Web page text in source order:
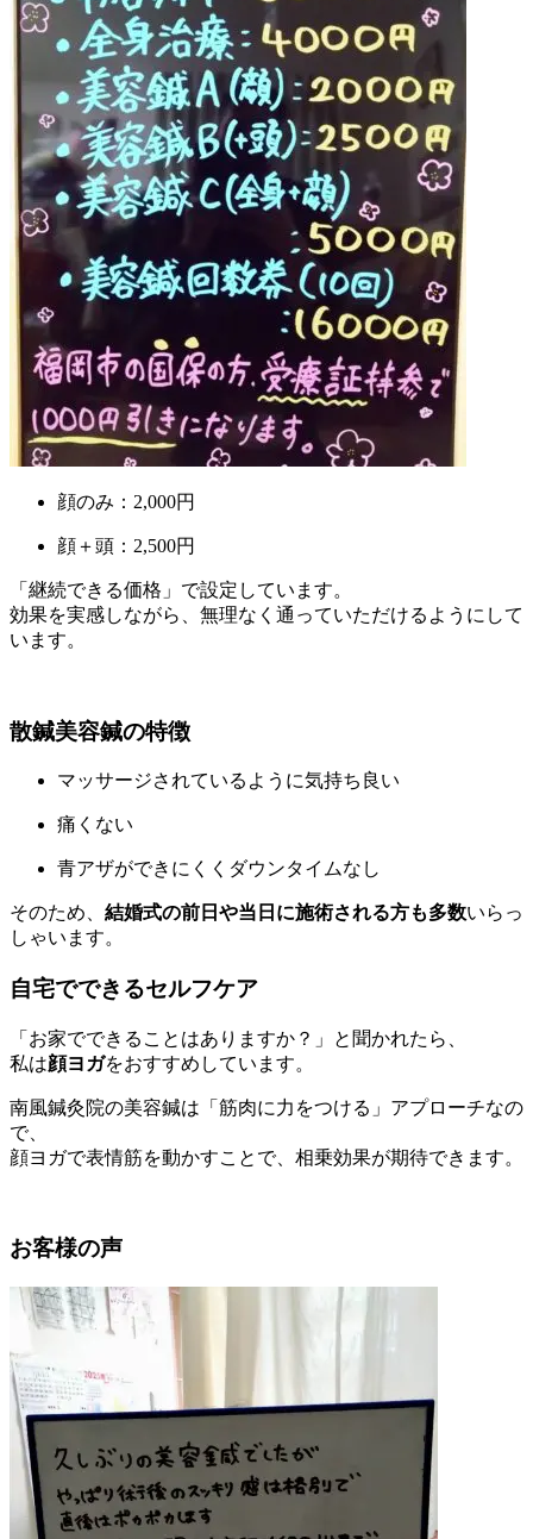
顔のみ：2,000円
顔＋頭：2,500円
「継続できる価格」で設定しています。
効果を実感しながら、無理なく通っていただけるようにして
います。
散鍼美容鍼の特徴
マッサージされているように気持ち良い
痛くない
青アザができにくくダウンタイムなし
そのため、 結婚式の前日や当日に施術される方も多数いらっ
しゃいます。
自宅でできるセルフケア
「お家でできることはありますか？」と聞かれたら、
私は顔ヨガをおすすめしています。
南風鍼灸院の美容鍼は「筋肉に力をつける」アプローチなの
で、
顔ヨガで表情筋を動かすことで、相乗効果が期待できます。
お客様の声